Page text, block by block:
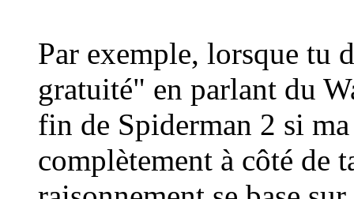
Par exemple, lorsque tu
gratuité" en parlant du
fin de Spiderman 2 si
complètement à côté de